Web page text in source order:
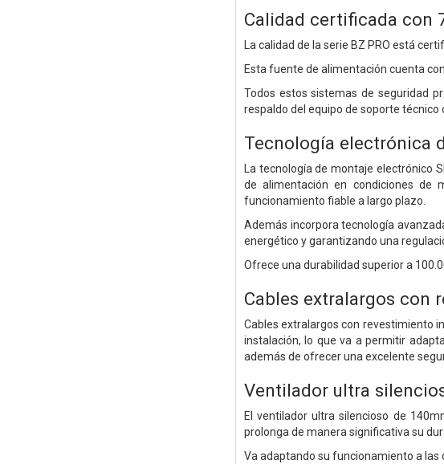
Calidad certificada con
La calidad de la serie BZ PRO está
Esta fuente de alimentación cuenta con
Todos estos sistemas de seguridad
respaldo del equipo de soporte técnico
Tecnología electrónica
La tecnología de montaje electrónico
de alimentación en condiciones de
funcionamiento fiable a largo plazo.
Además incorpora tecnología
energético y garantizando una
Ofrece una durabilidad superior a
Cables extralargos con
Cables extralargos con revestimiento
instalación, lo que va a permitir
además de ofrecer una excelente
Ventilador ultra
El ventilador ultra silencioso de
prolonga de manera significativa su
Va adaptando su funcionamiento a